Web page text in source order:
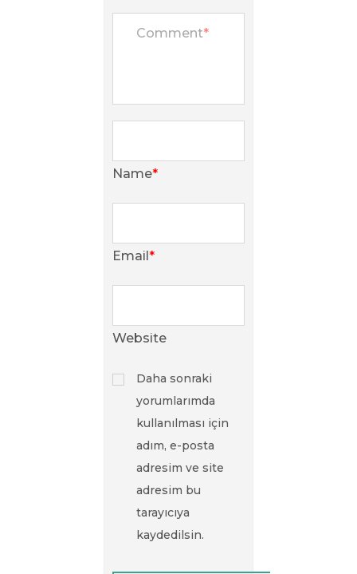
Comment*
Name*
Email*
Website
Daha sonraki
yorumlarımda
kullanılması için
adım, e-posta
adresim ve site
adresim bu
tarayıcıya
kaydedilsin.